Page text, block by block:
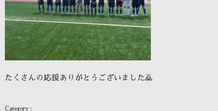
たくさんの応援ありがとうございました🙇